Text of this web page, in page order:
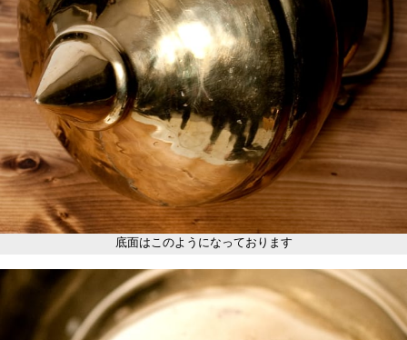
底面はこのようになっております